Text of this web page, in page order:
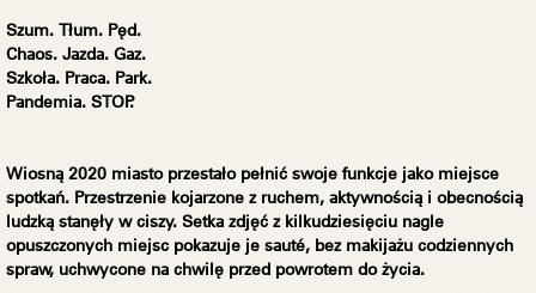
Szum. Tłum. Pęd.
Chaos. Jazda. Gaz.
Szkoła. Praca. Park.
Pandemia. STOP.
Wiosną 2020 miasto przestało pełnić swoje funkcje jako miejsce
spotkań. Przestrzenie kojarzone z ruchem, aktywnością i obecnością
ludzką stanęły w ciszy. Setka zdjęć z kilkudziesięciu nagle
opuszczonych miejsc pokazuje je sauté, bez makijażu codziennych
spraw, uchwycone na chwilę przed powrotem do życia.